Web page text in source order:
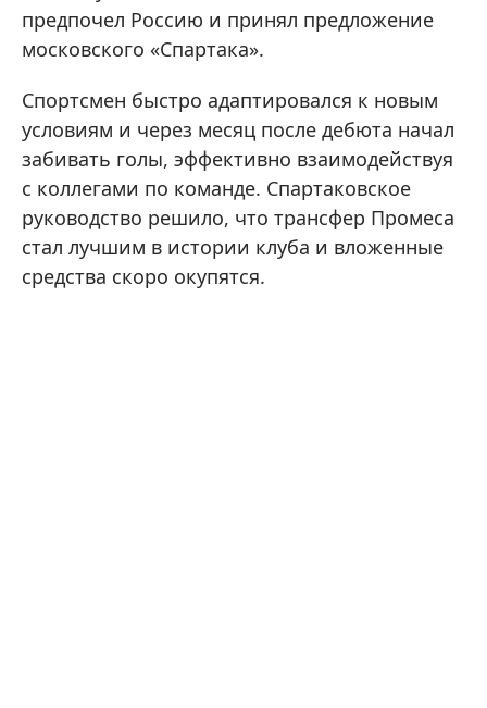
предпочел Россию и принял предложение
московского «Спартака».
Спортсмен быстро адаптировался к новым
условиям и через месяц после дебюта начал
забивать голы, эффективно взаимодействуя
с коллегами по команде. Спартаковское
руководство решило, что трансфер Промеса
стал лучшим в истории клуба и вложенные
средства скоро окупятся.